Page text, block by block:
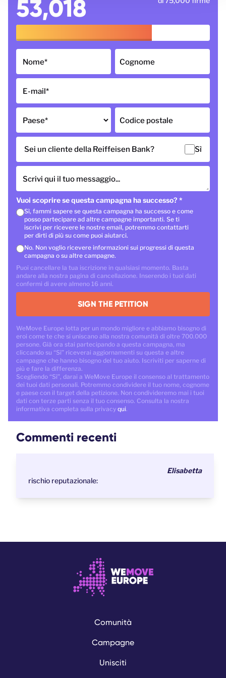
53,018
Nome* Cognome
E-mail*
Paese* Codice postale
Sei un cliente della Reiffeisen Bank? Sì
Scrivi qui il tuo messaggio...
Vuoi scoprire se questa campagna ha successo? *
Sì, fammi sapere se questa campagna ha successo e come
posso partecipare ad altre campagne importanti. Se ti
iscrivi per ricevere le nostre email, potremmo contattarti
per dirti di più su come puoi aiutarci.
No. Non voglio ricevere informazioni sui progressi di questa
campagna o su altre campagne.
Puoi cancellare la tua iscrizione in qualsiasi momento. Basta
andare alla nostra pagina di cancellazione. Inserendo i tuoi dati
confermi di avere almeno 16 anni.
SIGN THE PETITION
WeMove Europe lotta per un mondo migliore e abbiamo bisogno di
eroi come te che si uniscano alla nostra comunità di oltre 700.000
persone. Già ora stai partecipando a questa campagna, ma
cliccando su “Sì” riceverai aggiornamenti su questa e altre
campagne che hanno bisogno del tuo aiuto. Iscriviti per saperne di
più e fare la differenza.
Scegliendo “Sì”, darai a WeMove Europe il consenso al trattamento
dei tuoi dati personali. Potremmo condividere il tuo nome, cognome
e paese con il target della petizione. Non condivideremo mai i tuoi
dati con terze parti senza il tuo consenso. Consulta la nostra
informativa completa sulla privacy qui.
Commenti recenti
Elisabetta
rischio reputazionale:
Comunità
Campagne
Unisciti